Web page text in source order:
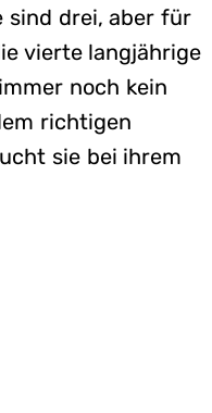
sind drei, aber für
vierte langjährige
noch kein
richtigen
sie bei ihrem